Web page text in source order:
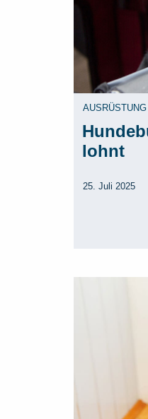
AUSRÜSTUNG
lohnt
25. Juli 2025